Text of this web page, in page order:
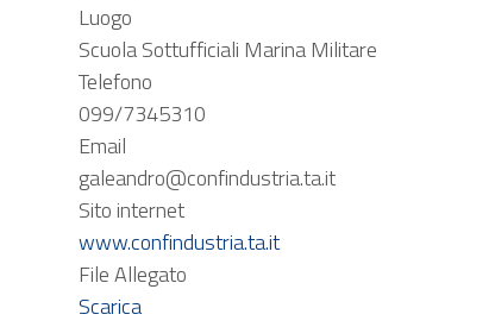
Luogo
Scuola Sottufficiali Marina Militare
Telefono
099/7345310
Email
galeandro@confindustria.ta.it
Sito internet
www.confindustria.ta.it
File Allegato
Scarica